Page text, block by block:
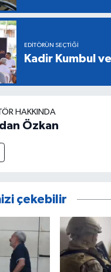
EDITÖRÜN SEÇTIĞI
Kadir Kumbul
HAKKINDA
Özkan
çekebilir